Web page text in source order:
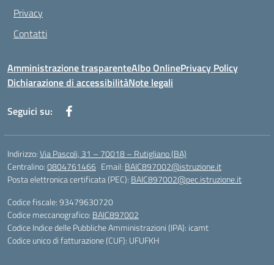
Privacy
Contatti
Amministrazione trasparenteAlbo OnlinePrivacy Policy
Dichiarazione di accessibilitàNote legali
Seguici su:
Indirizzo:Via Pascoli, 31 – 70018 – Rutigliano (BA)
Centralino:0804761466 Email: BAIC897002@istruzione.it
Posta elettronica certificata (PEC): BAIC897002@pec.istruzione.it
Codice fiscale: 93479630720
Codice meccanografico: BAIC897002
Codice Indice delle Pubbliche Amministrazioni (IPA): icamt
Codice unico di fatturazione (CUF): UFUFKH